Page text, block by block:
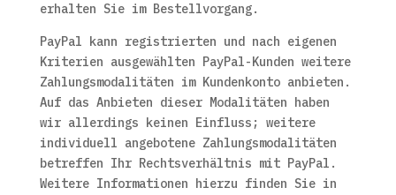
erhalten Sie im Bestellvorgang.
PayPal kann registrierten und nach eigenen
Kriterien ausgewählten PayPal-Kunden weitere
Zahlungsmodalitäten im Kundenkonto anbieten.
Auf das Anbieten dieser Modalitäten haben
wir allerdings keinen Einfluss; weitere
individuell angebotene Zahlungsmodalitäten
betreffen Ihr Rechtsverhältnis mit PayPal.
Weitere Informationen hierzu finden Sie in